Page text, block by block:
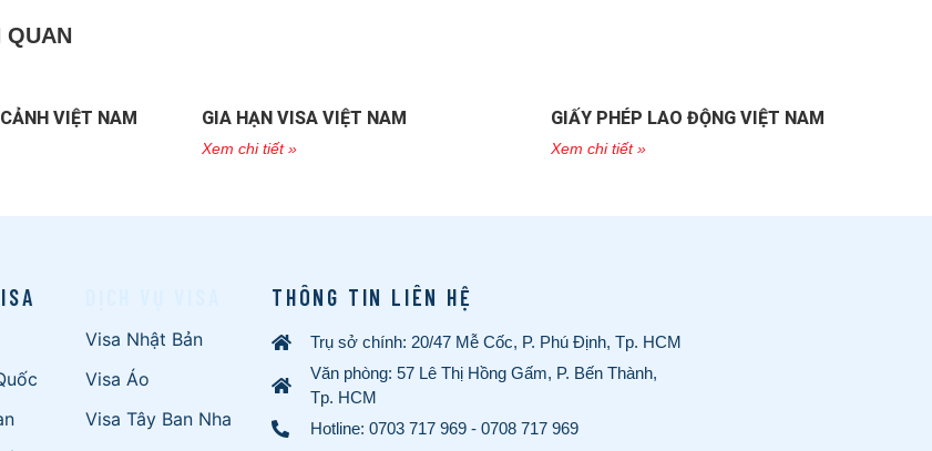
QUAN
VIỆT NAM GIA HẠN VISA VIỆT NAM
Xem chi tiết »
GIẤY PHÉP LAO ĐỘNG VIỆT NAM
Xem chi tiết »
Visa Nhật Bản
Visa Áo
Visa Tây Ban Nha
THÔNG TIN LIÊN HỆ
Trụ sở chính: 20/47 Mễ Cốc, P. Phú Định, Tp. HCM
Văn phòng: 57 Lê Thị Hồng Gấm, P. Bến Thành,
Tp. HCM
Hotline: 0703 717 969 - 0708 717 969